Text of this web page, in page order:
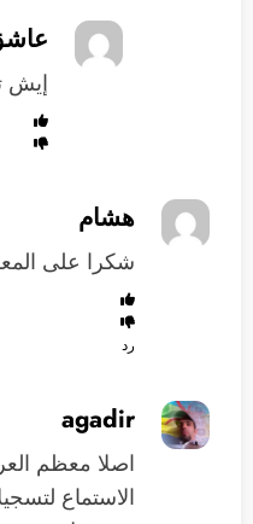
إيش
هشام
شكرا على
رد
agadir
اصلا معظم
الاستماع